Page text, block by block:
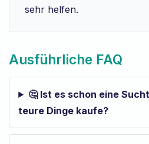
sehr helfen.
Ausführliche FAQ
🤔 Ist es schon eine
teure Dinge kaufe?